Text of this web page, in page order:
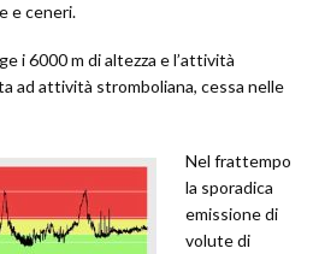
e ceneri.
i 6000 m di altezza e l’attività
ad attività stromboliana, cessa nelle
Nel frattempo
la sporadica
emissione di
volute di